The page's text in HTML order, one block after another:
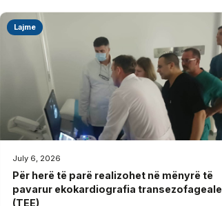
Lajme
July 6, 2026
Për herë të parë realizohet në mënyrë të
pavarur ekokardiografia transezofageale
(TEE)